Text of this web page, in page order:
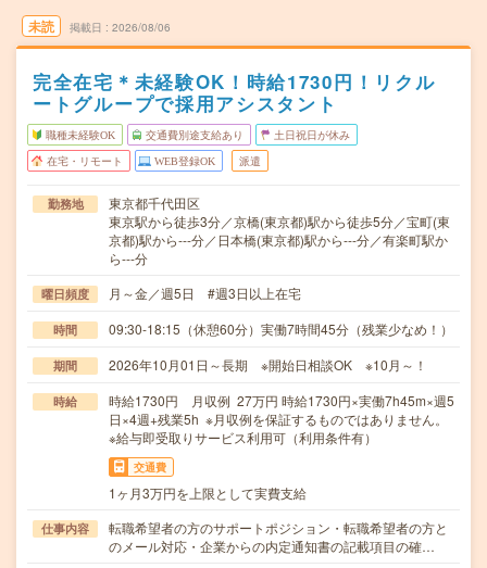
未読 掲載日 2026/08/06
完全在宅＊未経験OK！時給1730円！リクル
ートグループで採用アシスタント
職種未経験OK 交通費別途支給あり 土日祝日が休み
在宅・リモート WEB登録OK 派遣
勤務地
東京都千代田区
東京駅から徒歩3分／京橋(東京都)駅から徒歩5分／宝町(東
京都)駅から---分／日本橋(東京都)駅から---分／有楽町駅か
ら---分
曜日頻度 月～金／週5日 #週3日以上在宅
時間 09:30-18:15（休憩60分）実働7時間45分（残業少なめ！）
期間 2026年10月01日～長期 ※開始日相談OK ※10月～！
時給
時給1730円 月収例 27万円 時給1730円×実働7h45m×週5
日×4週+残業5h ※月収例を保証するものではありません。
※給与即受取りサービス利用可（利用条件有）
交通費
1ヶ月3万円を上限として実費支給
仕事内容
転職希望者の方のサポートポジション・転職希望者の方と
のメール対応・企業からの内定通知書の記載項目の確…